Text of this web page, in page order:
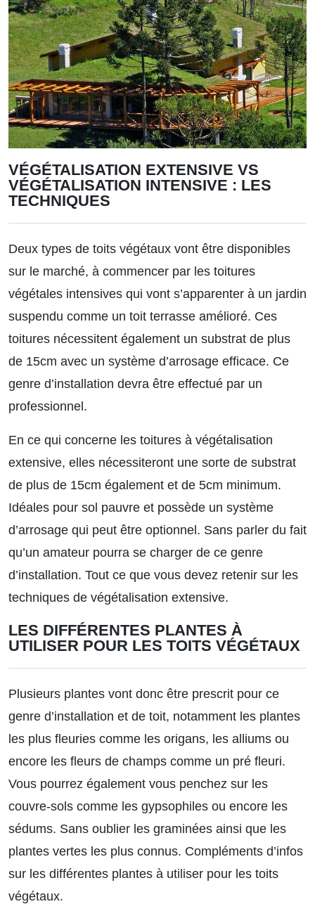
VÉGÉTALISATION EXTENSIVE VS
VÉGÉTALISATION INTENSIVE : LES
TECHNIQUES
Deux types de toits végétaux vont être disponibles
sur le marché, à commencer par les toitures
végétales intensives qui vont s’apparenter à un jardin
suspendu comme un toit terrasse amélioré. Ces
toitures nécessitent également un substrat de plus
de 15cm avec un système d’arrosage efficace. Ce
genre d’installation devra être effectué par un
professionnel.
En ce qui concerne les toitures à végétalisation
extensive, elles nécessiteront une sorte de substrat
de plus de 15cm également et de 5cm minimum.
Idéales pour sol pauvre et possède un système
d’arrosage qui peut être optionnel. Sans parler du fait
qu’un amateur pourra se charger de ce genre
d’installation. Tout ce que vous devez retenir sur les
techniques de végétalisation extensive.
LES DIFFÉRENTES PLANTES À
UTILISER POUR LES TOITS VÉGÉTAUX
Plusieurs plantes vont donc être prescrit pour ce
genre d’installation et de toit, notamment les plantes
les plus fleuries comme les origans, les alliums ou
encore les fleurs de champs comme un pré fleuri.
Vous pourrez également vous penchez sur les
couvre-sols comme les gypsophiles ou encore les
sédums. Sans oublier les graminées ainsi que les
plantes vertes les plus connus. Compléments d’infos
sur les différentes plantes à utiliser pour les toits
végétaux.